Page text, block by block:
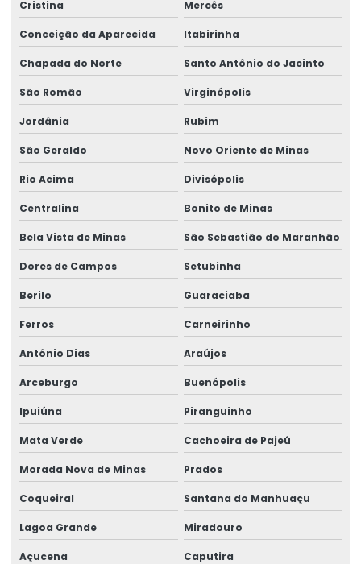
Cristina Mercês
Conceição da Aparecida Itabirinha
Chapada do Norte Santo Antônio do Jacinto
São Romão Virginópolis
Jordânia Rubim
São Geraldo Novo Oriente de Minas
Rio Acima Divisópolis
Centralina Bonito de Minas
Bela Vista de Minas São Sebastião do Maranhão
Dores de Campos Setubinha
Berilo Guaraciaba
Ferros Carneirinho
Antônio Dias Araújos
Arceburgo Buenópolis
Ipuiúna Piranguinho
Mata Verde Cachoeira de Pajeú
Morada Nova de Minas Prados
Coqueiral Santana do Manhuaçu
Lagoa Grande Miradouro
Açucena Caputira